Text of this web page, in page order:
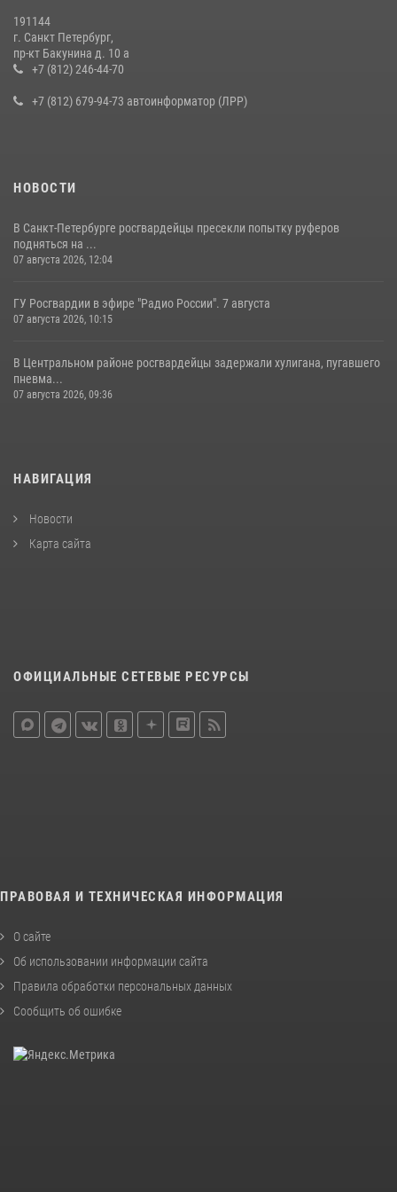
В Ленобласти сотрудники Росгвардии провели встречу с
воспитанниками детского клуба «Умные каникулы»
191144
г. Санкт Петербург,
пр-кт Бакунина д. 10 а
+7 (812) 246-44-70
+7 (812) 679-94-73 автоинформатор (ЛРР)
НОВОСТИ
В Санкт-Петербурге росгвардейцы пресекли попытку руферов
подняться на ...
07 августа 2026, 12:04
ГУ Росгвардии в эфире "Радио России". 7 августа
07 августа 2026, 10:15
В Центральном районе росгвардейцы задержали хулигана, пугавшего
пневма...
07 августа 2026, 09:36
НАВИГАЦИЯ
Новости
Карта сайта
ОФИЦИАЛЬНЫЕ СЕТЕВЫЕ РЕСУРСЫ
ПРАВОВАЯ И ТЕХНИЧЕСКАЯ ИНФОРМАЦИЯ
О сайте
Об использовании информации сайта
Правила обработки персональных данных
Сообщить об ошибке